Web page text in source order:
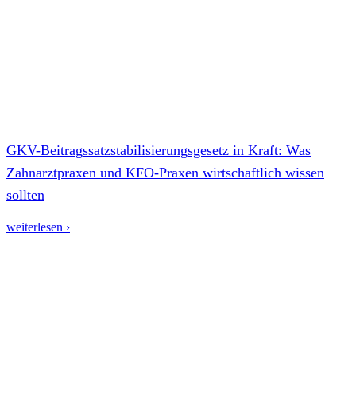
GKV-Beitragssatzstabilisierungsgesetz in Kraft: Was
Zahnarztpraxen und KFO-Praxen wirtschaftlich wissen
sollten
weiterlesen ›